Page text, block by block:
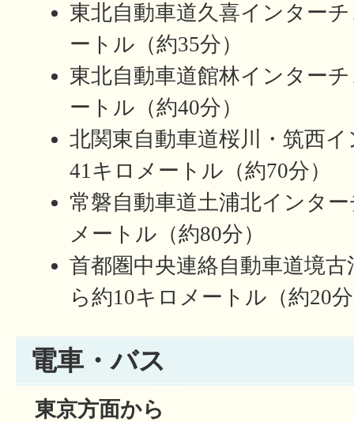
東北自動車道久喜インター
ートル（約35分）
東北自動車道館林インター
ートル（約40分）
北関東自動車道桜川・筑西
41キロメートル（約70分）
常磐自動車道土浦北インタ
メートル（約80分）
首都圏中央連絡自動車道境
ら約10キロメートル（約20
電車・バス
東京方面から